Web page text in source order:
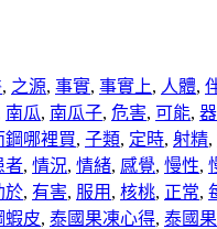
, 之源, 事實, 事實上, 人體,
南瓜, 南瓜子, 危害, 可能,
鋼哪裡買, 子類, 定時, 射精,
者, 情況, 情緒, 感覺, 慢性,
於, 有害, 服用 , 核桃, 正常,
蝦皮, 泰國果凍心得, 泰國